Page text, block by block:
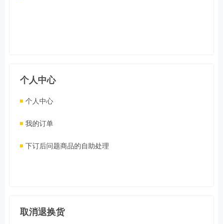
个人中心
个人中心
我的订单
下订后问题商品的自助处理
取消退换货